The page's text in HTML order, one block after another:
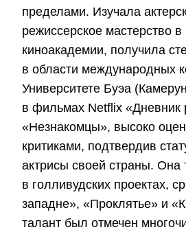
пределами. Изучала
режиссерское мастерство
киноакадемии, получила
в области международных
Университете Буэа
в фильмах Netflix «Дневник
«Незнакомцы», высоко
критиками, подтвердив
актрисы своей страны. Она
в голливудских проектах,
западне», «Проклятье» и
талант был отмечен